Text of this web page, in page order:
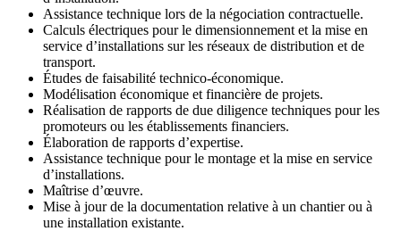
Assistance technique lors de la négociation contractuelle.
Calculs électriques pour le dimensionnement et la mise en
service d’installations sur les réseaux de distribution et de
transport.
Études de faisabilité technico-économique.
Modélisation économique et financière de projets.
Réalisation de rapports de due diligence techniques pour les
promoteurs ou les établissements financiers.
Élaboration de rapports d’expertise.
Assistance technique pour le montage et la mise en service
d’installations.
Maîtrise d’œuvre.
Mise à jour de la documentation relative à un chantier ou à
une installation existante.